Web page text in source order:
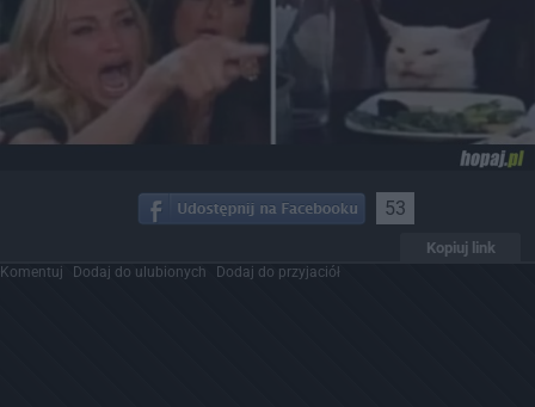
53
Kopiuj link
Komentuj Dodaj do ulubionych Dodaj do przyjaciół